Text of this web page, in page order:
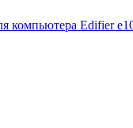
компьютера Edifier